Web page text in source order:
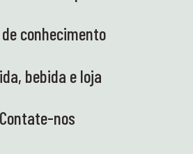
conhecimento
bebida e loja
Contate-nos